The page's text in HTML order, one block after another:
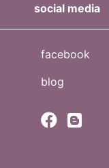
social media
facebook
blog